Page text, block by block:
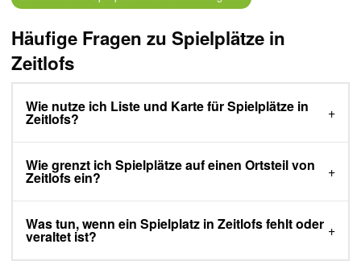
Häufige Fragen zu Spielplätze in
Zeitlofs
Wie nutze ich Liste und Karte für Spielplätze in
Zeitlofs?
Wie grenzt ich Spielplätze auf einen Ortsteil von
Zeitlofs ein?
Was tun, wenn ein Spielplatz in Zeitlofs fehlt oder
veraltet ist?